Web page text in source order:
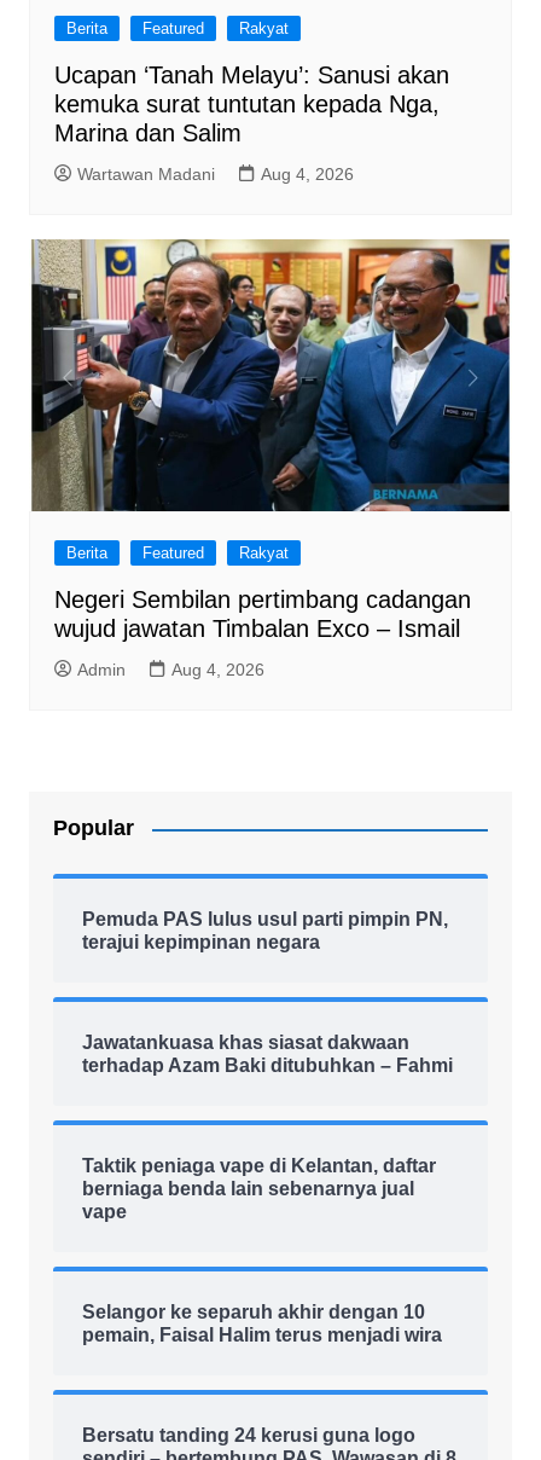
Berita Featured Rakyat
Ucapan ‘Tanah Melayu’: Sanusi akan
kemuka surat tuntutan kepada Nga,
Marina dan Salim
Wartawan Madani Aug 4, 2026
Berita Featured Rakyat
Negeri Sembilan pertimbang cadangan
wujud jawatan Timbalan Exco – Ismail
Admin Aug 4, 2026
Popular
Pemuda PAS lulus usul parti pimpin PN,
terajui kepimpinan negara
Jawatankuasa khas siasat dakwaan
terhadap Azam Baki ditubuhkan – Fahmi
Taktik peniaga vape di Kelantan, daftar
berniaga benda lain sebenarnya jual
vape
Selangor ke separuh akhir dengan 10
pemain, Faisal Halim terus menjadi wira
Bersatu tanding 24 kerusi guna logo